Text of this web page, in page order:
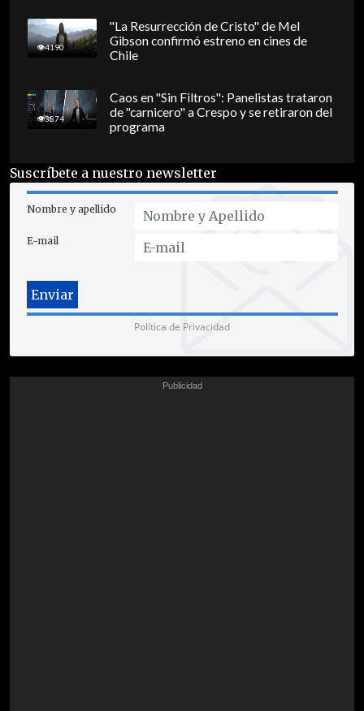
4190
"La Resurrección de Cristo" de Mel
Gibson confirmó estreno en cines de
Chile
3874
Caos en "Sin Filtros": Panelistas trataron
de "carnicero" a Crespo y se retiraron del
programa
Suscríbete a nuestro newsletter
Nombre y apellido
E-mail
Política de Privacidad